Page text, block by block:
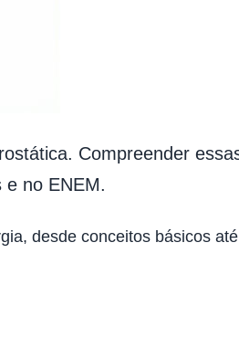
Compreender
e no ENEM.
desde conceitos básicos